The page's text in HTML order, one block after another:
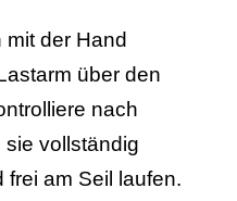
der Hand
über den
nach
vollständig
am Seil laufen.